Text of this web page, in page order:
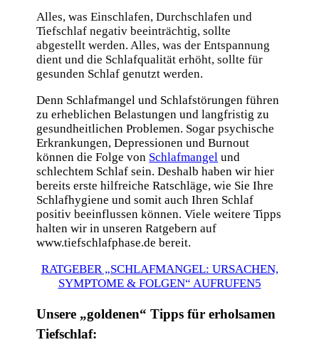
Alles, was Einschlafen, Durchschlafen und
Tiefschlaf negativ beeinträchtig, sollte
abgestellt werden. Alles, was der Entspannung
dient und die Schlafqualität erhöht, sollte für
gesunden Schlaf genutzt werden.
Denn Schlafmangel und Schlafstörungen führen
zu erheblichen Belastungen und langfristig zu
gesundheitlichen Problemen. Sogar psychische
Erkrankungen, Depressionen und Burnout
können die Folge von Schlafmangel und
schlechtem Schlaf sein. Deshalb haben wir hier
bereits erste hilfreiche Ratschläge, wie Sie Ihre
Schlafhygiene und somit auch Ihren Schlaf
positiv beeinflussen können. Viele weitere Tipps
halten wir in unseren Ratgebern auf
www.tiefschlafphase.de bereit.
RATGEBER „SCHLAFMANGEL: URSACHEN,
SYMPTOME & FOLGEN“ AUFRUFEN
Unsere „goldenen“ Tipps für erholsamen
Tiefschlaf: